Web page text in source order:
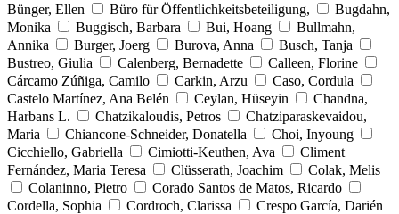
Bünger, Ellen
Büro für Öffentlichkeitsbeteiligung,
Bugdahn,
Monika
Buggisch, Barbara Bui, Hoang
Bullmahn,
Annika
Burger, Joerg Burova, Anna
Busch, Tanja
Bustreo, Giulia
Calenberg, Bernadette
Calleen, Florine
Cárcamo Zúñiga, Camilo
Carkin, Arzu
Caso, Cordula
Castelo Martínez, Ana Belén
Ceylan, Hüseyin
Chandna,
Harbans L.
Chatzikaloudis, Petros
Chatziparaskevaidou,
Maria
Chiancone-Schneider, Donatella
Choi, Inyoung
Cicchiello, Gabriella
Cimiotti-Keuthen, Ava
Climent
Fernández, Maria Teresa
Clüsserath, Joachim
Colak, Melis
Colaninno, Pietro
Corado Santos de Matos, Ricardo
Cordella, Sophia
Cordroch, Clarissa
Crespo García, Darién